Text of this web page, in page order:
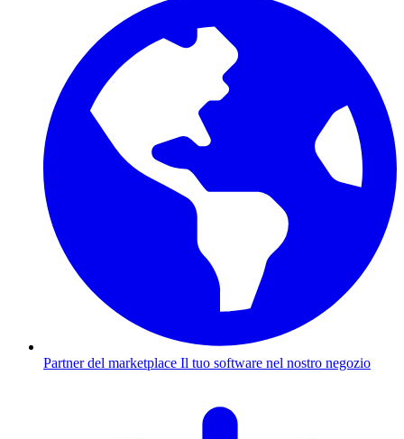
Partner del marketplace Il tuo software nel nostro negozio